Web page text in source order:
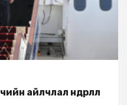
айлчлал өндөрлөлөө